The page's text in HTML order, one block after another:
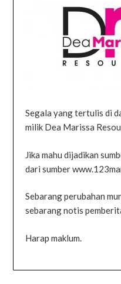
Segala yang tertulis di
milik Dea Marissa
Jika mahu dijadikan
dari sumber
Sebarang perubahan
sebarang notis
Harap maklum.